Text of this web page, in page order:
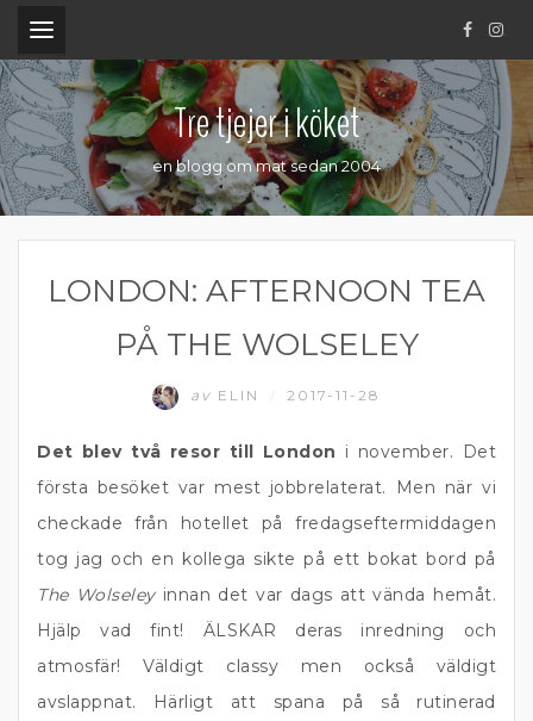
.
Tre tjejer i köket
en blogg om mat sedan 2004
LONDON: AFTERNOON TEA
PÅ THE WOLSELEY
av ELIN 2017-11-28
Det blev två resor till London i november. Det
första besöket var mest jobbrelaterat. Men när vi
checkade från hotellet på fredagseftermiddagen
tog jag och en kollega sikte på ett bokat bord på
The Wolseleyinnan det var dags att vända hemåt.
Hjälp vad fint! ÄLSKAR deras inredning och
atmosfär! Väldigt classy men också väldigt
avslappnat. Härligt att spana på så rutinerad